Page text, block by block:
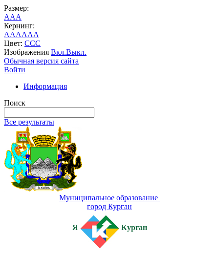
Размер:
AAA
Кернинг:
AAAAAA
Цвет: CCC
Изображения Вкл.Выкл.
Обычная версия сайта
Войти
Информация
Поиск
Все результаты
Муниципальное образование
город Курган
Я Курган